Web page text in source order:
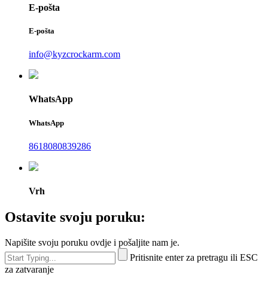
E-pošta
E-pošta
info@kyzcrockarm.com
WhatsApp
WhatsApp
8618080839286
Vrh
Ostavite svoju poruku:
Napišite svoju poruku ovdje i pošaljite nam je.
Pritisnite enter za pretragu ili ESC
za zatvaranje